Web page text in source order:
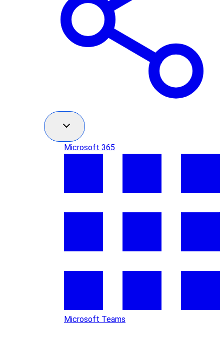
Microsoft 365
Microsoft Teams